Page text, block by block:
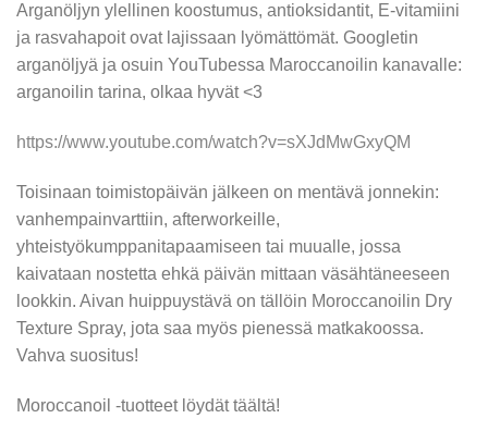
Arganöljyn ylellinen koostumus, antioksidantit, E-vitamiini
ja rasvahapoit ovat lajissaan lyömättömät. Googletin
arganöljyä ja osuin YouTubessa Maroccanoilin kanavalle:
arganoilin tarina, olkaa hyvät <3
https://www.youtube.com/watch?v=sXJdMwGxyQM
Toisinaan toimistopäivän jälkeen on mentävä jonnekin:
vanhempainvarttiin, afterworkeille,
yhteistyökumppanitapaamiseen tai muualle, jossa
kaivataan nostetta ehkä päivän mittaan väsähtäneeseen
lookkin. Aivan huippuystävä on tällöin Moroccanoilin Dry
Texture Spray, jota saa myös pienessä matkakoossa.
Vahva suositus!
Moroccanoil -tuotteet löydät täältä!